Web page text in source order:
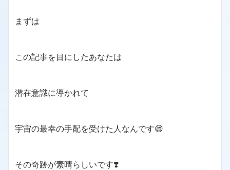
まずは
この記事を目にしたあなたは
潜在意識に導かれて
宇宙の最幸の手配を受けた人なんです😄
その奇跡が素晴らしいです❣️